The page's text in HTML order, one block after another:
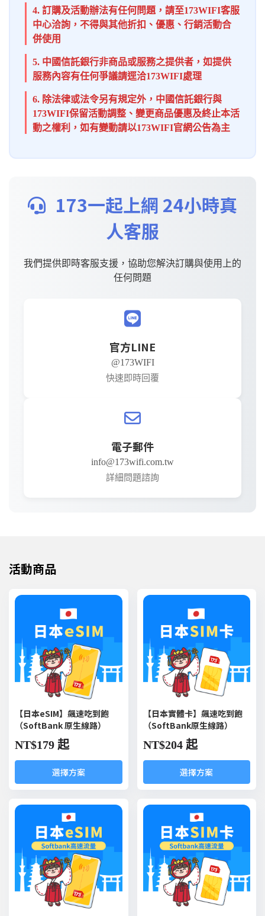
4. 訂購及活動辦法有任何問題，請至173WIFI客服
中心洽詢，不得與其他折扣、優惠、行銷活動合
併使用
5. 中國信託銀行非商品或服務之提供者，如提供
服務內容有任何爭議請逕洽173WIFI處理
6. 除法律或法令另有規定外，中國信託銀行與
173WIFI保留活動調整、變更商品優惠及終止本活
動之權利，如有變動請以173WIFI官網公告為主
173一起上網 24小時真
人客服
我們提供即時客服支援，協助您解決訂購與使用上的
任何問題
官方LINE
@173WIFI
快速即時回覆
電子郵件
info@173wifi.com.tw
詳細問題諮詢
活動商品
【日本eSIM】飆速吃到飽
（SoftBank 原生線路）
NT$179 起
選擇方案
【日本實體卡】飆速吃到飽
（SoftBank原生線路）
NT$204 起
選擇方案